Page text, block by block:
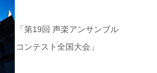
「第19回 声楽アンサンブル
コンテスト全国大会」